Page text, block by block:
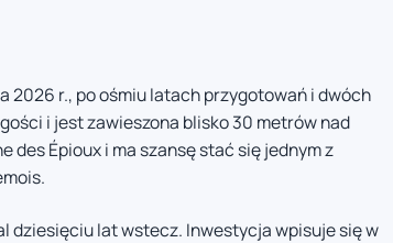
2026 r., po ośmiu latach przygotowań i dwóch
i jest zawieszona blisko 30 metrów nad
des Épioux i ma szansę stać się jednym z
dziesięciu lat wstecz. Inwestycja wpisuje się w